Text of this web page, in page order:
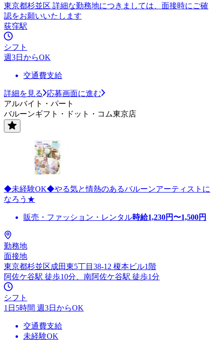
東京都杉並区 詳細な勤務地につきましては、面接時にご確
認をお願いいたします
荻窪駅
シフト
週3日からOK
交通費支給
詳細を見る
応募画面に進む
アルバイト・パート
バルーンギフト・ドット・コム東京店
◆未経験OK◆やる気と情熱のあるバルーンアーティストに
なろう★
販売・ファッション・レンタル時給1,230円〜1,500円
勤務地
面接地
東京都杉並区成田東5丁目38-12 榎本ビル1階
阿佐ケ谷駅 徒歩10分、南阿佐ケ谷駅 徒歩1分
シフト
1日5時間 週3日からOK
交通費支給
未経験OK